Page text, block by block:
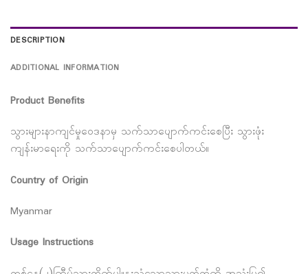
DESCRIPTION
ADDITIONAL INFORMATION
Product Benefits
သွားများနာကျင်မှု၀ေဒနာမှ သက်သာပျောက်ကင်းစေပြီး သွားဖုံး
ကျန်းမာရေးကို သက်သာပျောက်ကင်းစေပါတယ်။
Country of Origin
Myanmar
Usage Instructions